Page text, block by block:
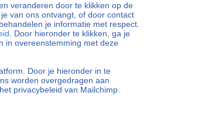
veranderen door te klikken op de
van ons ontvangt, of door contact
je informatie met respect.
. Door hieronder te klikken, ga je
in overeenstemming met deze
Door je hieronder in te
worden overgedragen aan
privacybeleid van Mailchimp.